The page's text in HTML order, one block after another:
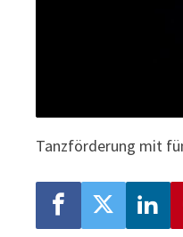
Tanzförderung mit